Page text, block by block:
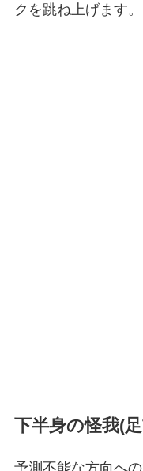
クを跳ね上げます。
下半身の怪我(
予測不能な方向へ